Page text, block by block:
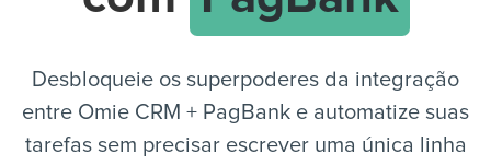
Desbloqueie os superpoderes da integração
entre Omie CRM + PagBank e automatize suas
tarefas sem precisar escrever uma única linha